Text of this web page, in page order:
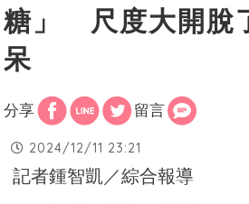
糖」 尺度大開脫
呆
分享 留言
2024/12/11 23:21
記者鍾智凱／綜合報導